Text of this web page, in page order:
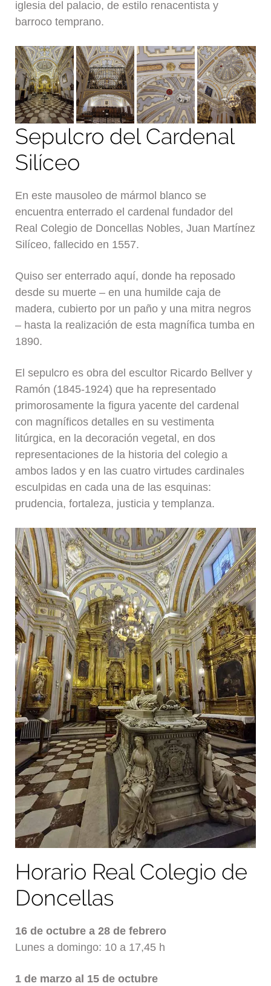
iglesia del palacio, de estilo renacentista y
barroco temprano.
Sepulcro del Cardenal
Silíceo
En este mausoleo de mármol blanco se
encuentra enterrado el cardenal fundador del
Real Colegio de Doncellas Nobles, Juan Martínez
Silíceo, fallecido en 1557.
Quiso ser enterrado aquí, donde ha reposado
desde su muerte – en una humilde caja de
madera, cubierto por un paño y una mitra negros
– hasta la realización de esta magnífica tumba en
1890.
El sepulcro es obra del escultor Ricardo Bellver y
Ramón (1845-1924) que ha representado
primorosamente la figura yacente del cardenal
con magníficos detalles en su vestimenta
litúrgica, en la decoración vegetal, en dos
representaciones de la historia del colegio a
ambos lados y en las cuatro virtudes cardinales
esculpidas en cada una de las esquinas:
prudencia, fortaleza, justicia y templanza.
Horario Real Colegio de
Doncellas
16 de octubre a 28 de febrero
Lunes a domingo: 10 a 17,45 h
1 de marzo al 15 de octubre